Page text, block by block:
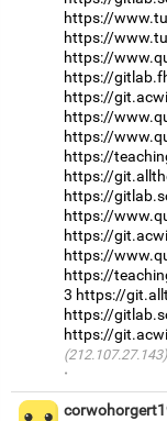
https://
https://
https://
https://
https://
https://
https://
https://
https://
https://
https://
https://
https://
https://
3 https://
https://
https://
(212.107.27.143)
·